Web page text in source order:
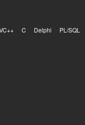
C Delphi PL/SQL